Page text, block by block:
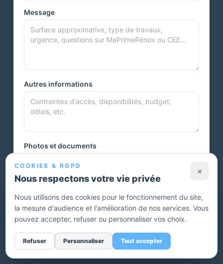
Message
Autres informations
Photos et documents
Vous pouvez joindre plusieurs photos ou autres documents.
Envoyer ma demande — devis gratuit
Sans engagement. Un conseiller vous rappelle pour affiner
votre projet.
COOKIES & RGPD
Nous respectons votre vie privée
×
Nous utilisons des cookies pour le fonctionnement du site,
la mesure d'audience et l'amélioration de nos services. Vous
pouvez accepter, refuser ou personnaliser vos choix.
Refuser Personnaliser Tout accepter